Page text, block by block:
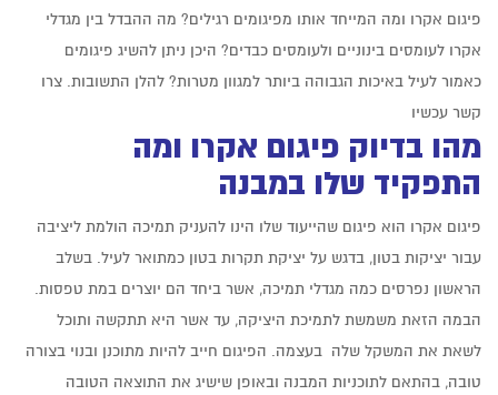
פיגום אקרו ומה המייחד אותו מפיגומים רגילים? מה ההבדל בין מגדלי
אקרו לעומסים בינוניים ולעומסים כבדים? היכן ניתן להשיג פיגומים
כאמור לעיל באיכות הגבוהה ביותר למגוון מטרות? להלן התשובות. צרו
קשר עכשיו
מהו בדיוק פיגום אקרו ומה
התפקיד שלו במבנה
פיגום אקרו הוא פיגום שהייעוד שלו הינו להעניק תמיכה הולמת ליציבה
עבור יציקות בטון, בדגש על יציקת תקרות בטון כמתואר לעיל. בשלב
הראשון נפרסים כמה מגדלי תמיכה, אשר ביחד הם יוצרים במת טפסות.
הבמה הזאת משמשת לתמיכת היציקה, עד אשר היא תתקשה ותוכל
לשאת את המשקל שלה בעצמה. הפיגום חייב להיות מתוכנן ובנוי בצורה
טובה, בהתאם לתוכניות המבנה ובאופן שישיג את התוצאה הטובה